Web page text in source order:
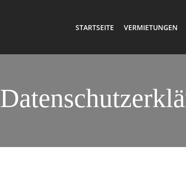
STARTSEITE VERMIETUNGEN